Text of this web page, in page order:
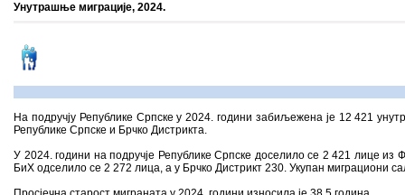
Унутрашње миграције, 2024.
На подручју Републике Српске у 2024. години забиљежена је 12 421
Републике Српске и Брчко Дистрикта.
У 2024. години на подручјe Републике Српске доселило се 2 421 лице
БиХ одселило се 2 272 лица, а у Брчко Дистрикт 230. Укупан миграциони